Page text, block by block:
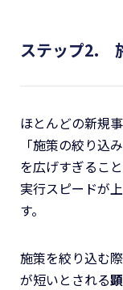
ステップ2.
ほとんどの新規
「施策の絞り込
を広げすぎるこ
実行スピードが
す。
施策を絞り込む
が短いとされる